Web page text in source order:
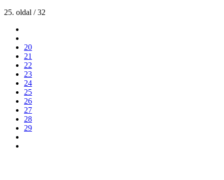
25. oldal / 32
20
21
22
23
24
25
26
27
28
29